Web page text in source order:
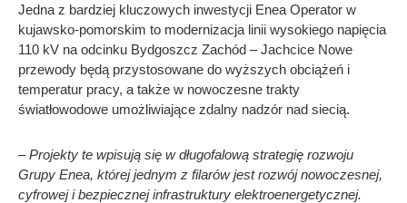
Jedna z bardziej kluczowych inwestycji Enea Operator w
kujawsko-pomorskim to modernizacja linii wysokiego napięcia
110 kV na odcinku Bydgoszcz Zachód – Jachcice Nowe
przewody będą przystosowane do wyższych obciążeń i
temperatur pracy, a także w nowoczesne trakty
światłowodowe umożliwiające zdalny nadzór nad siecią.
– Projekty te wpisują się w długofalową strategię rozwoju
Grupy Enea, której jednym z filarów jest rozwój nowoczesnej,
cyfrowej i bezpiecznej infrastruktury elektroenergetycznej.